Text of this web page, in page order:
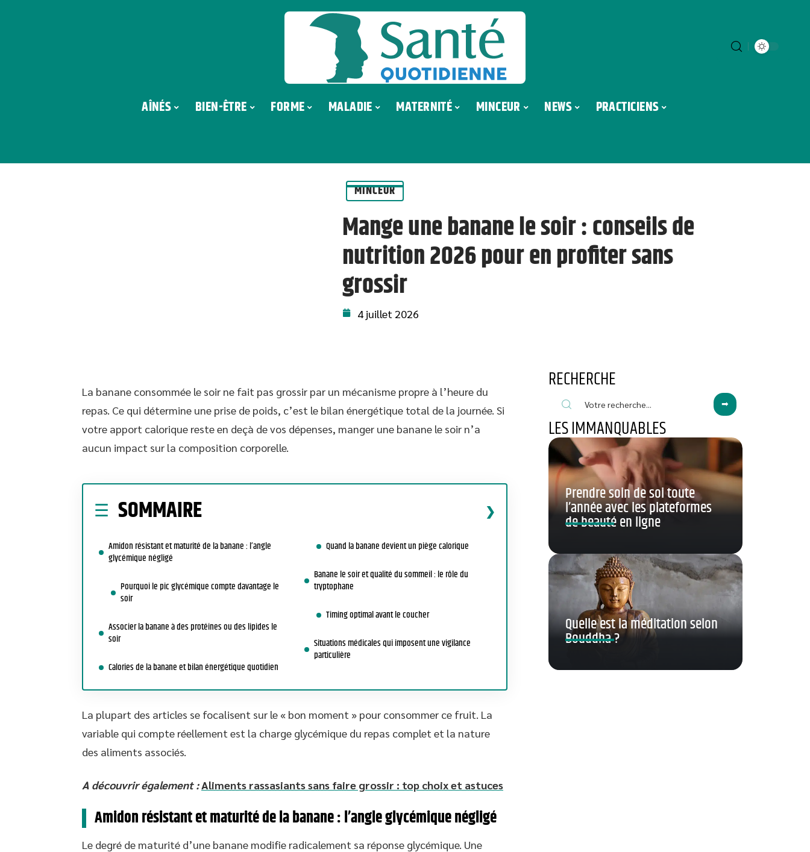
AÎNÉS BIEN-ÊTRE FORME MALADIE MATERNITÉ MINCEUR NEWS PRACTICIENS
MINCEUR
Mange une banane le soir : conseils de
nutrition 2026 pour en profiter sans
grossir
4 juillet 2026
La banane consommée le soir ne fait pas grossir par un mécanisme propre à l’heure du
repas. Ce qui détermine une prise de poids, c’est le bilan énergétique total de la journée. Si
votre apport calorique reste en deçà de vos dépenses, manger une banane le soir n’a
aucun impact sur la composition corporelle.
SOMMAIRE
Amidon résistant et maturité de la banane : l’angle
glycémique négligé
Pourquoi le pic glycémique compte davantage le
soir
Associer la banane à des protéines ou des lipides le
soir
Calories de la banane et bilan énergétique quotidien
Quand la banane devient un piège calorique
Banane le soir et qualité du sommeil : le rôle du
tryptophane
Timing optimal avant le coucher
Situations médicales qui imposent une vigilance
particulière
La plupart des articles se focalisent sur le « bon moment » pour consommer ce fruit. La
variable qui compte réellement est la charge glycémique du repas complet et la nature
des aliments associés.
A découvrir également :Aliments rassasiants sans faire grossir : top choix et astuces
Amidon résistant et maturité de la banane : l’angle glycémique négligé
Le degré de maturité d’une banane modifie radicalement sa réponse glycémique. Une
RECHERCHE
LES IMMANQUABLES
Prendre soin de soi toute
l’année avec les plateformes
de beauté en ligne
Quelle est la méditation selon
Bouddha ?